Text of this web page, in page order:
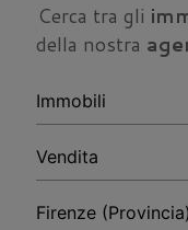
Cerca tra gli
della nostra